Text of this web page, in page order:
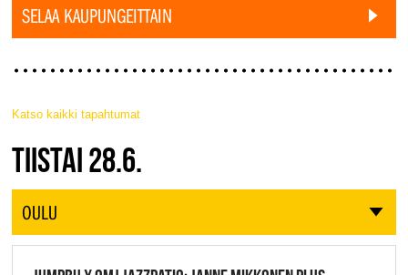
SELAA KAUPUNGEITTAIN
Katso kaikki tapahtumat
JAZZ FINLAND LIVE
TIISTAI 28.6.
OULU